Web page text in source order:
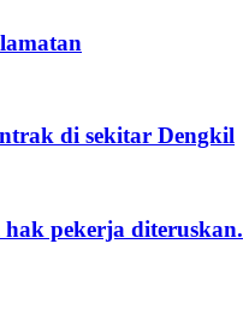
di sekitar Dengkil
pekerja diteruskan.